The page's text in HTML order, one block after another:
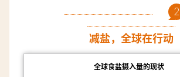
2
减盐，全球在行动
全球食盐摄入量的现状